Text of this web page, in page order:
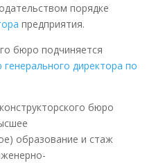
порядке
предприятия.
бюро подчиняется
директора по
бюро
образование и стаж